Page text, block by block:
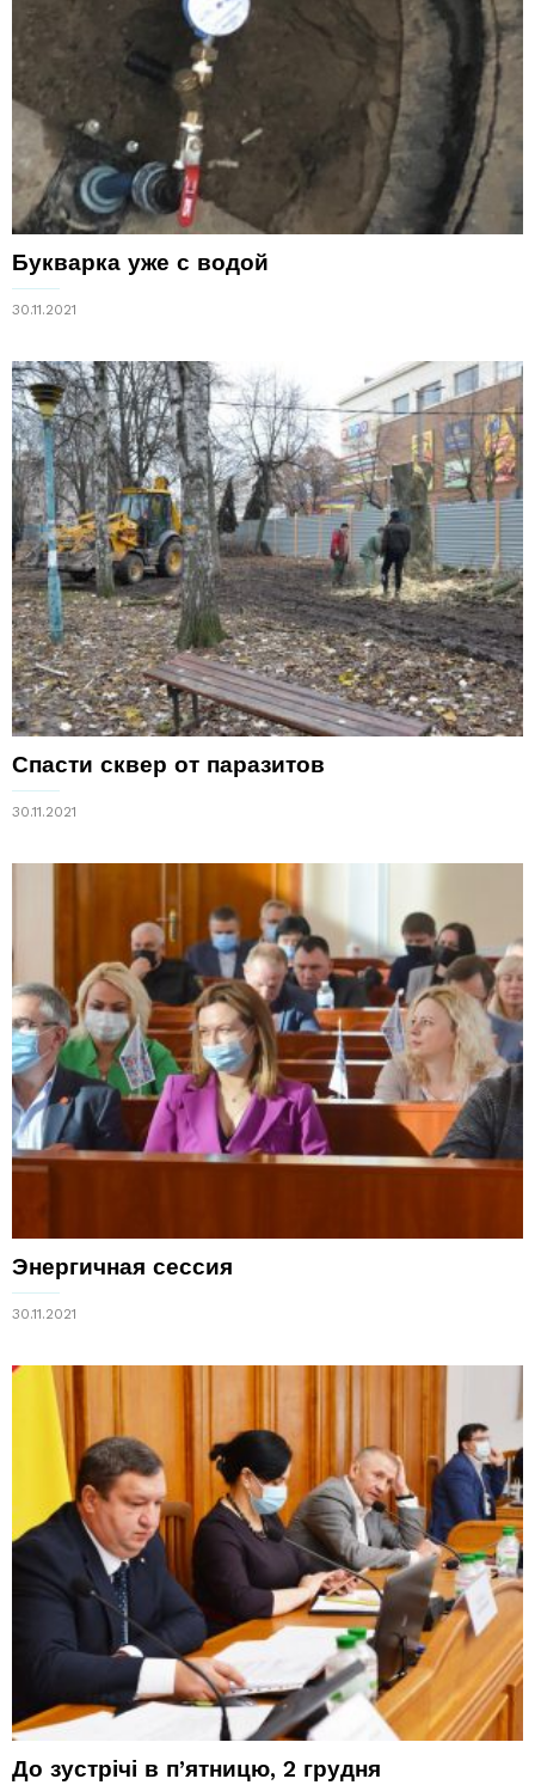
Букварка уже с водой
30.11.2021
Спасти сквер от паразитов
30.11.2021
Энергичная сессия
30.11.2021
До зустрічі в п’ятницю, 2 грудня